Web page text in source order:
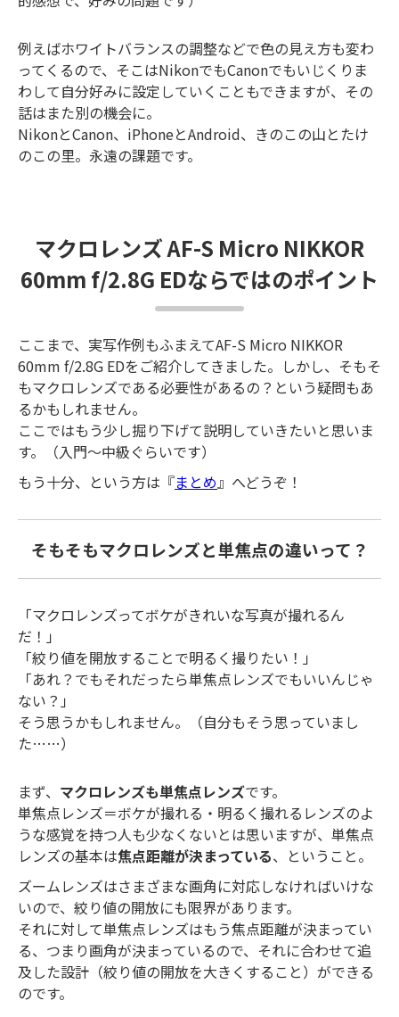
例えばホワイトバランスの調整などで色の見え方も変わ
ってくるので、そこはNikonでもCanonでもいじくりま
わして自分好みに設定していくこともできますが、その
話はまた別の機会に。
NikonとCanon、iPhoneとAndroid、きのこの山とたけ
のこの里。永遠の課題です。
マクロレンズ AF-S Micro NIKKOR
60mm f/2.8G EDならではのポイント
ここまで、実写作例もふまえてAF-S Micro NIKKOR
60mm f/2.8G EDをご紹介してきました。しかし、そもそ
もマクロレンズである必要性があるの？という疑問もあ
るかもしれません。
ここではもう少し掘り下げて説明していきたいと思いま
す。（入門～中級ぐらいです）
もう十分、という方は『まとめ』へどうぞ！
そもそもマクロレンズと単焦点の違いって？
「マクロレンズってボケがきれいな写真が撮れるん
だ！」
「絞り値を開放することで明るく撮りたい！」
「あれ？でもそれだったら単焦点レンズでもいいんじゃ
ない？」
そう思うかもしれません。（自分もそう思っていまし
た……）
まず、 マクロレンズも単焦点レンズです。
単焦点レンズ＝ボケが撮れる・明るく撮れるレンズのよ
うな感覚を持つ人も少なくないとは思いますが、単焦点
レンズの基本は焦点距離が決まっている、ということ。
ズームレンズはさまざまな画角に対応しなければいけな
いので、絞り値の開放にも限界があります。
それに対して単焦点レンズはもう焦点距離が決まってい
る、つまり画角が決まっているので、それに合わせて追
及した設計（絞り値の開放を大きくすること）ができる
のです。